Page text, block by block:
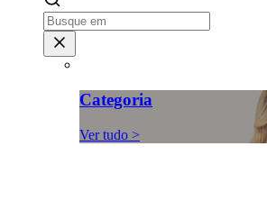
Categoria
Ver tudo >